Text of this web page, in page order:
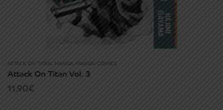
ATTACK ON TITAN MANGA, MANGA/COMICS
Attack On Titan Vol. 3
11.90€